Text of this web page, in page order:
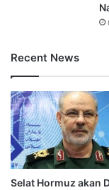
Recent News
Selat Hormuz akan